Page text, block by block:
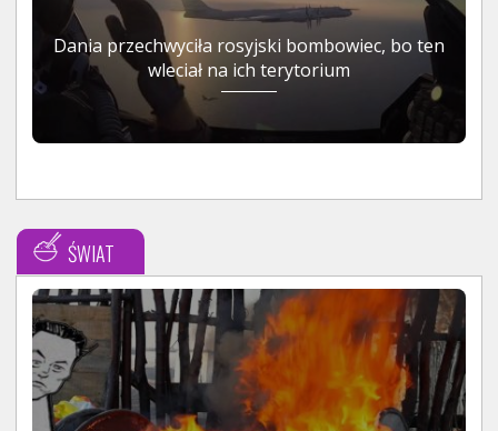
Dania przechwyciła rosyjski bombowiec, bo ten
wleciał na ich terytorium
ŚWIAT